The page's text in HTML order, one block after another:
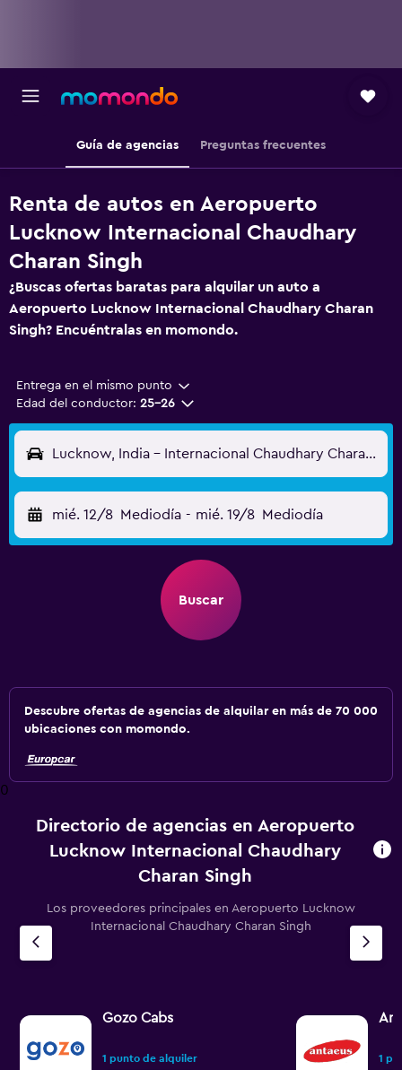
Guía de agencias Preguntas frecuentes
Renta de autos en Aeropuerto
Lucknow Internacional Chaudhary
Charan Singh
¿Buscas ofertas baratas para alquilar un auto a
Aeropuerto Lucknow Internacional Chaudhary Charan
Singh? Encuéntralas en momondo.
Entrega en el mismo punto
Edad del conductor: 25-26
Lucknow, India - Internacional Chaudhary Charan Singh (LKO)
mié. 12/8 Mediodía - mié. 19/8 Mediodía
Buscar
Descubre ofertas de agencias de alquilar en más de 70 000
ubicaciones con momondo.
0
Directorio de agencias en Aeropuerto
Lucknow Internacional Chaudhary
Charan Singh
Los proveedores principales en Aeropuerto Lucknow
Internacional Chaudhary Charan Singh
Gozo Cabs
1 punto de alquiler 1